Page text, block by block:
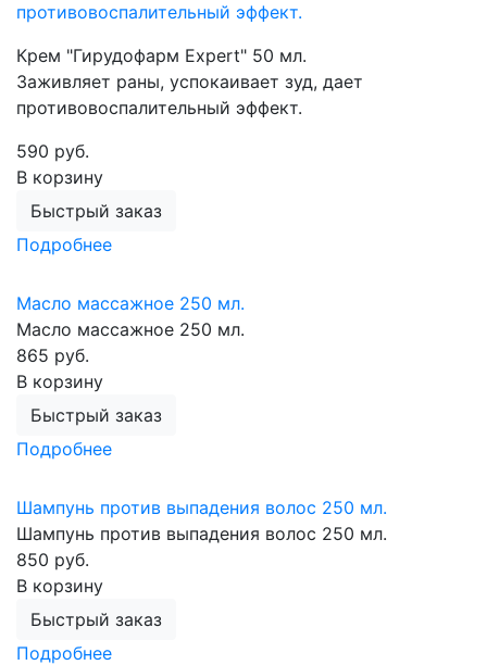
противовоспалительный эффект.
Крем "Гирудофарм Еxpert" 50 мл.
Заживляет раны, успокаивает зуд, дает
противовоспалительный эффект.
590 руб.
В корзину
Быстрый заказ
Подробнее
Масло массажное 250 мл.
Масло массажное 250 мл.
865 руб.
В корзину
Быстрый заказ
Подробнее
Шампунь против выпадения волос 250 мл.
Шампунь против выпадения волос 250 мл.
850 руб.
В корзину
Быстрый заказ
Подробнее